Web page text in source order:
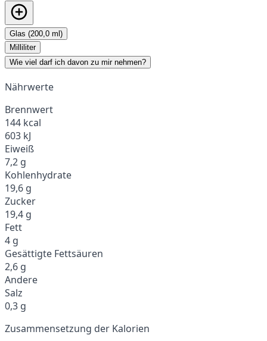
Glas (200,0 ml)
Milliliter
Wie viel darf ich davon zu mir nehmen?
Nährwerte
Brennwert
144 kcal
603 kJ
Eiweiß
7,2 g
Kohlenhydrate
19,6 g
Zucker
19,4 g
Fett
4 g
Gesättigte Fettsäuren
2,6 g
Andere
Salz
0,3 g
Zusammensetzung der Kalorien